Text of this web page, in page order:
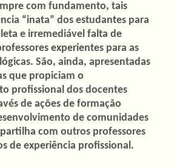
com fundamento, tais
“inata” dos estudantes para
e irremediável falta de
experientes para as
São, ainda, apresentadas
que propiciam o
profissional dos docentes
de ações de formação
de comunidades
com outros professores
de experiência profissional.